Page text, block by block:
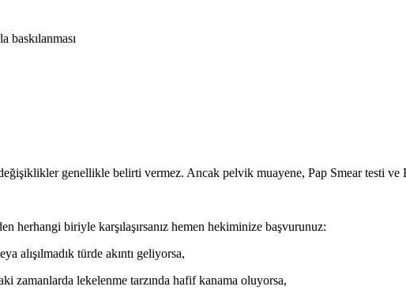
baskılanması
genellikle belirti vermez. Ancak pelvik muayene, Pap Smear testi
herhangi biriyle karşılaşırsanız hemen hekiminize başvurunuz:
alışılmadık türde akıntı geliyorsa,
zamanlarda lekelenme tarzında hafif kanama oluyorsa,